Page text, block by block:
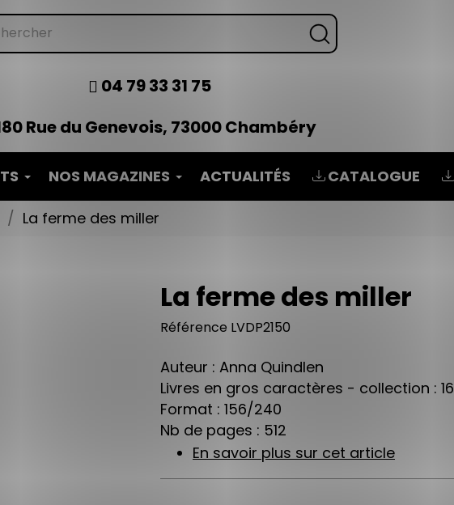
04 79 33 31 75
Rue du Genevois, 73000 Chambéry
NOS MAGAZINES ACTUALITÉS CATALOGUE
La ferme des miller
La ferme des miller
Référence LVDP2150
Auteur : Anna Quindlen
Livres en gros caractères - collection : 16
Format : 156/240
Nb de pages : 512
En savoir plus sur cet article